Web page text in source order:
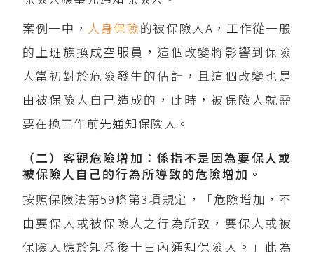
案例一中， 人身保險的被保險人A，工作從一般
的上班族換成空服員，這個改變將影響到保險
人當初對於危險發生的估計，且這個改變也是
由被保險人自己造成的，此時，被保險人就需
要在換工作前先通知保險人。
（二）客觀危險增加：係指不是因為要保人或
被保險人自己的行為所導致的危險增加。
按照保險法第59條第3項規定，「危險增加，不
由要保人或被保險人之行為所致，要保人或被
保險人應於知悉後十日內通知保險人。」此為